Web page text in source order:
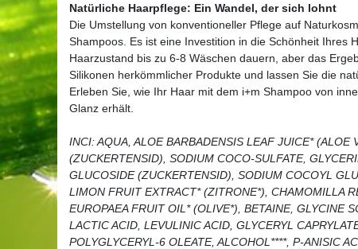
Natürliche Haarpflege: Ein Wandel, der sich lohnt
Die Umstellung von konventioneller Pflege auf
Shampoos. Es ist eine Investition in die Schönheit Ihres
Haarzustand bis zu 6-8 Wäschen dauern, aber das
Silikonen herkömmlicher Produkte und lassen Sie die
Erleben Sie, wie Ihr Haar mit dem i+m Shampoo von
Glanz erhält.
INCI: AQUA, ALOE BARBADENSIS LEAF JUICE* (ALOE
(ZUCKERTENSID), SODIUM COCO-SULFATE,
GLUCOSIDE (ZUCKERTENSID), SODIUM COCOYL
LIMON FRUIT EXTRACT* (ZITRONE*), CHAMOMILLA
EUROPAEA FRUIT OIL* (OLIVE*), BETAINE, GLYCINE
LACTIC ACID, LEVULINIC ACID, GLYCERYL
POLYGLYCERYL-6 OLEATE, ALCOHOL****, P-ANISIC